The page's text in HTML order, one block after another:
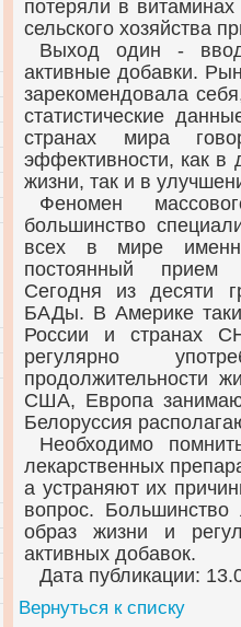
потеряли в
сельского хозяйства
Выход один -
активные добавки.
зарекомендовала
статистические
странах мира
эффективности, как в
жизни, так и в
Феномен
большинство
всех в мире
постоянный прием
Сегодня из десяти
БАДы. В Америке
России и странах
регулярно
продолжительности
США, Европа
Белоруссия
Необходимо
лекарственных
а устраняют их
вопрос.
образ жизни и
активных добавок.
Дата публикации:
Вернуться к списку